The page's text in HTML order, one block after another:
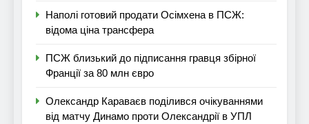
Наполі готовий продати Осімхена в ПСЖ:
відома ціна трансфера
ПСЖ близький до підписання гравця збірної
Франції за 80 млн євро
Олександр Караваєв поділився очікуваннями
від матчу Динамо проти Олександрії в УПЛ